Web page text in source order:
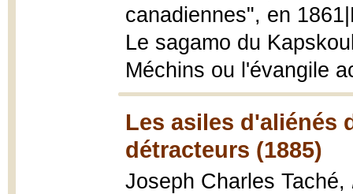
canadiennes", en
Le sagamo du
Méchins ou l'évangile
Les asiles d'aliénés
détracteurs (1885)
Joseph Charles Taché,